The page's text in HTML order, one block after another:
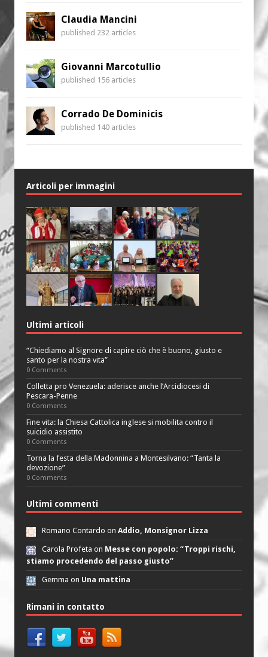
Claudia Mancini
published 232 articles
Giovanni Marcotullio
published 156 articles
Corrado De Dominicis
published 140 articles
Articoli per immagini
Ultimi articoli
“Chiediamo al Signore di capire ciò che è buono, giusto e
santo per la nostra vita”
0 Comments
Colletta pro Venezuela: aderisce anche l’Arcidiocesi di
Pescara-Penne
0 Comments
Fine vita: la Chiesa Cattolica inglese si mobilita contro il
suicidio assistito
0 Comments
Torna la festa della Madonnina a Montesilvano: “Tanta la
devozione”
0 Comments
Ultimi commenti
Romano Contardo on Addio, Monsignor Lizza
Carola Profeta on Messe con popolo: “Troppi rischi,
stiamo procedendo del passo giusto”
Gemma on Una mattina
Rimani in contatto